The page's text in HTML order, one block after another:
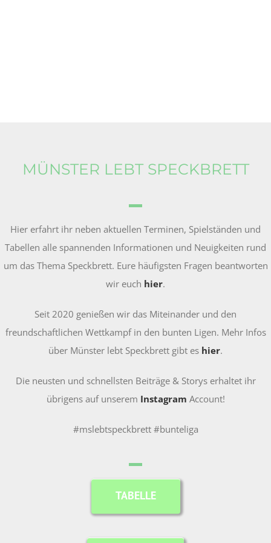
MÜNSTER LEBT SPECKBRETT
Hier erfahrt ihr neben aktuellen Terminen, Spielständen und
Tabellen alle spannenden Informationen und Neuigkeiten rund
um das Thema Speckbrett. Eure häufigsten Fragen beantworten
wir euch hier.
Seit 2020 genießen wir das Miteinander und den
freundschaftlichen Wettkampf in den bunten Ligen. Mehr Infos
über Münster lebt Speckbrett gibt es hier.
Die neusten und schnellsten Beiträge & Storys erhaltet ihr
übrigens auf unserem Instagram Account!
#mslebtspeckbrett #bunteliga
TABELLE